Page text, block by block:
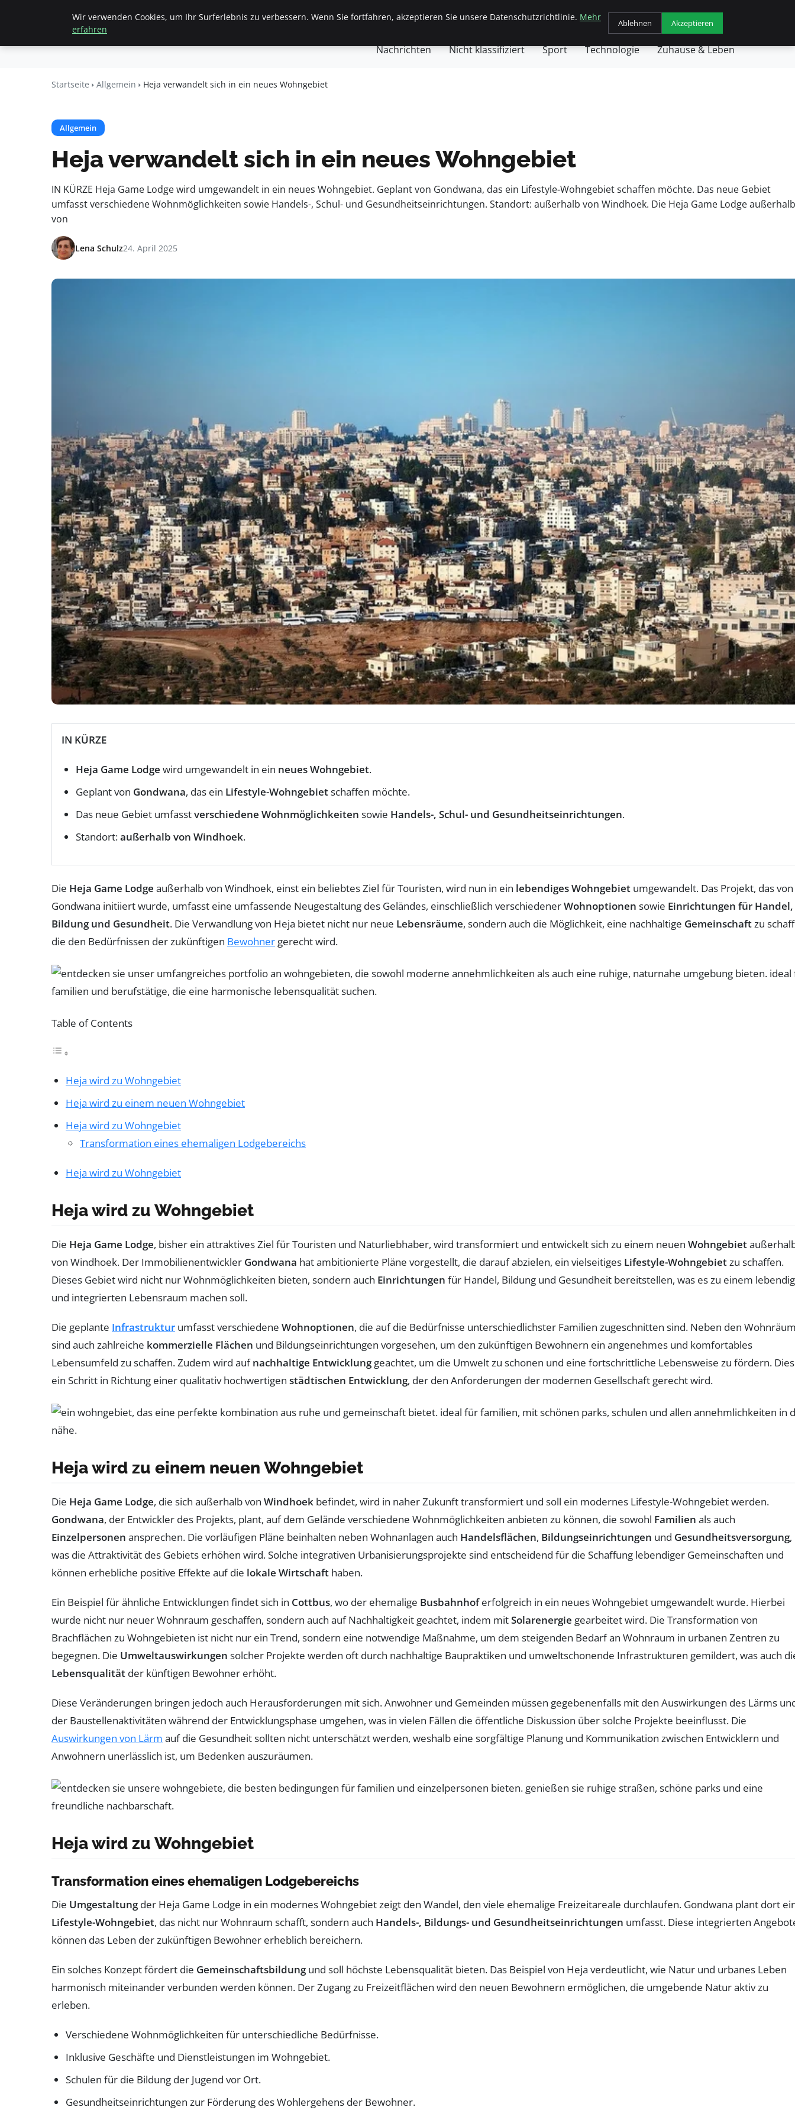
Beyond
Startseite Allgemein Finanzen & Immobilien Frauen / Mode Geschäft Gesundheit Haustiere Kochen
Nachrichten Nicht klassifiziert Sport Technologie Zuhause & Leben
Startseite Allgemein Heja verwandelt sich in ein neues Wohngebiet
Allgemein
Heja verwandelt sich in ein neues Wohngebiet
IN KÜRZE Heja Game Lodge wird umgewandelt in ein neues Wohngebiet. Geplant von Gondwana, das ein Lifestyle-Wohngebiet schaffen möchte. Das neue Gebiet
umfasst verschiedene Wohnmöglichkeiten sowie Handels-, Schul- und Gesundheitseinrichtungen. Standort: außerhalb von Windhoek. Die Heja Game Lodge außerhalb
von
Lena Schulz24. April 2025
IN KÜRZE
Heja Game Lodge wird umgewandelt in ein neues Wohngebiet.
Geplant von Gondwana, das ein Lifestyle-Wohngebietschaffen möchte.
Das neue Gebiet umfasstverschiedene Wohnmöglichkeiten sowie Handels-, Schul- und Gesundheitseinrichtungen.
Standort:außerhalb von Windhoek.
Die Heja Game Lodge außerhalb von Windhoek, einst ein beliebtes Ziel für Touristen, wird nun in ein lebendiges Wohngebiet umgewandelt. Das Projekt, das von
Gondwana initiiert wurde, umfasst eine umfassende Neugestaltung des Geländes, einschließlich verschiedenerWohnoptionen sowie Einrichtungen für Handel,
Bildung und Gesundheit. Die Verwandlung von Heja bietet nicht nur neue Lebensräume, sondern auch die Möglichkeit, eine nachhaltige Gemeinschaftzu
die den Bedürfnissen der zukünftigen Bewohner gerecht wird.
Table of Contents
Heja wird zu Wohngebiet
Heja wird zu einem neuen Wohngebiet
Heja wird zu Wohngebiet
Transformation eines ehemaligen Lodgebereichs
Heja wird zu Wohngebiet
Heja wird zu Wohngebiet
Die Heja Game Lodge, bisher ein attraktives Ziel für Touristen und Naturliebhaber, wird transformiert und entwickelt sich zu einem neuen Wohngebiet
von Windhoek. Der Immobilienentwickler Gondwana hat ambitionierte Pläne vorgestellt, die darauf abzielen, ein vielseitiges Lifestyle-Wohngebietzu schaffen.
Dieses Gebiet wird nicht nur Wohnmöglichkeiten bieten, sondern auch Einrichtungen für Handel, Bildung und Gesundheit bereitstellen, was es zu einem
und integrierten Lebensraum machen soll.
Die geplante Infrastruktur umfasst verschiedene Wohnoptionen, die auf die Bedürfnisse unterschiedlichster Familien zugeschnitten sind. Neben den
sind auch zahlreiche kommerzielle Flächen und Bildungseinrichtungen vorgesehen, um den zukünftigen Bewohnern ein angenehmes und komfortables
Lebensumfeld zu schaffen. Zudem wird aufnachhaltige Entwicklunggeachtet, um die Umwelt zu schonen und eine fortschrittliche Lebensweise zu fördern.
ein Schritt in Richtung einer qualitativ hochwertigen städtischen Entwicklung, der den Anforderungen der modernen Gesellschaft gerecht wird.
Heja wird zu einem neuen Wohngebiet
Die Heja Game Lodge, die sich außerhalb von Windhoek befindet, wird in naher Zukunft transformiert und soll ein modernes Lifestyle-Wohngebiet werden.
Gondwana, der Entwickler des Projekts, plant, auf dem Gelände verschiedene Wohnmöglichkeiten anbieten zu können, die sowohl Familien als auch
Einzelpersonen ansprechen. Die vorläufigen Pläne beinhalten neben Wohnanlagen auch Handelsflächen, Bildungseinrichtungen und Gesundheitsversorgung,
was die Attraktivität des Gebiets erhöhen wird. Solche integrativen Urbanisierungsprojekte sind entscheidend für die Schaffung lebendiger Gemeinschaften und
können erhebliche positive Effekte auf die lokale Wirtschaft haben.
Ein Beispiel für ähnliche Entwicklungen findet sich in Cottbus, wo der ehemalige Busbahnhoferfolgreich in ein neues Wohngebiet umgewandelt wurde. Hierbei
wurde nicht nur neuer Wohnraum geschaffen, sondern auch auf Nachhaltigkeit geachtet, indem mitSolarenergie gearbeitet wird. Die Transformation von
Brachflächen zu Wohngebieten ist nicht nur ein Trend, sondern eine notwendige Maßnahme, um dem steigenden Bedarf an Wohnraum in urbanen Zentren zu
begegnen. Die Umweltauswirkungen solcher Projekte werden oft durch nachhaltige Baupraktiken und umweltschonende Infrastrukturen gemildert, was auch
Lebensqualität der künftigen Bewohner erhöht.
Diese Veränderungen bringen jedoch auch Herausforderungen mit sich. Anwohner und Gemeinden müssen gegebenenfalls mit den Auswirkungen des Lärms
der Baustellenaktivitäten während der Entwicklungsphase umgehen, was in vielen Fällen die öffentliche Diskussion über solche Projekte beeinflusst. Die
Auswirkungen von Lärm auf die Gesundheit sollten nicht unterschätzt werden, weshalb eine sorgfältige Planung und Kommunikation zwischen Entwicklern und
Anwohnern unerlässlich ist, um Bedenken auszuräumen.
Heja wird zu Wohngebiet
Transformation eines ehemaligen Lodgebereichs
Die Umgestaltungder Heja Game Lodge in ein modernes Wohngebiet zeigt den Wandel, den viele ehemalige Freizeitareale durchlaufen. Gondwana plant dort
Lifestyle-Wohngebiet, das nicht nur Wohnraum schafft, sondern auch Handels-, Bildungs- und Gesundheitseinrichtungen umfasst. Diese integrierten
können das Leben der zukünftigen Bewohner erheblich bereichern.
Ein solches Konzept fördert die Gemeinschaftsbildungund soll höchste Lebensqualität bieten. Das Beispiel von Heja verdeutlicht, wie Natur und urbanes Leben
harmonisch miteinander verbunden werden können. Der Zugang zu Freizeitflächen wird den neuen Bewohnern ermöglichen, die umgebende Natur aktiv zu
erleben.
Verschiedene Wohnmöglichkeiten für unterschiedliche Bedürfnisse.
Inklusive Geschäfte und Dienstleistungen im Wohngebiet.
Schulen für die Bildung der Jugend vor Ort.
Gesundheitseinrichtungen zur Förderung des Wohlergehens der Bewohner.
Wir verwenden Cookies, um Ihr Surferlebnis zu verbessern. Wenn Sie fortfahren, akzeptieren Sie unsere Datenschutzrichtlinie. Mehr
erfahren
Ablehnen Akzeptieren